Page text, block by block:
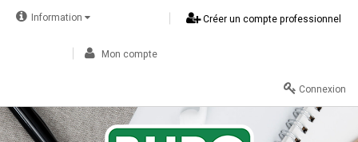
Information Créer un compte professionnel
Mon compte
Connexion